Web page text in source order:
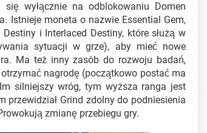
wyłącznie na odblokowaniu Domen
Istnieje moneta o nazwie Essential Gem,
i Interlaced Destiny, które służą w
sytuacji w grze), aby mieć nowe
Ma też inny zasób do rozwoju badań,
nagrodę (początkowo postać ma
silniejszy wróg, tym wyższa ranga jest
przewidział Grind zdolny do podniesienia
zmianę przebiegu gry.